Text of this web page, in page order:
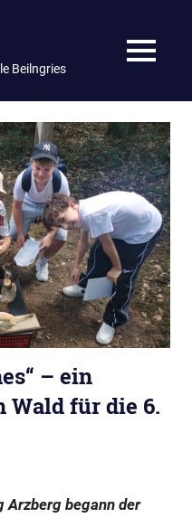
Beilngries MENU
– ein
Wald für die 6.
begann der